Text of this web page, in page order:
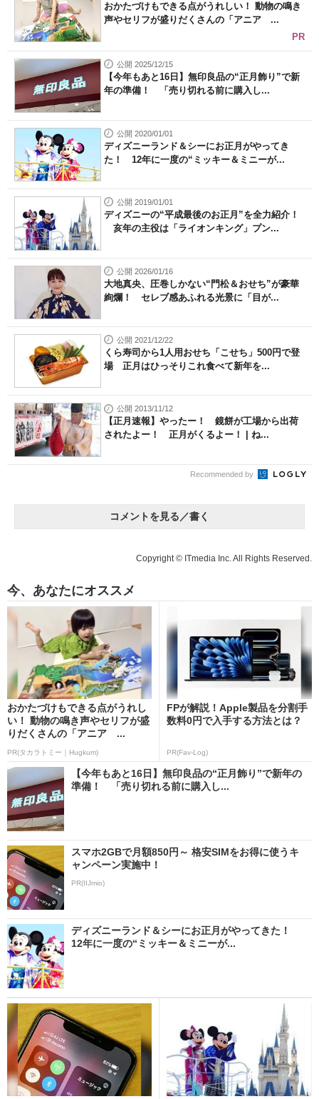
エネルギーの専門メディア
建設×テクノロジーの最前線
ちょっと気になるネットの話題
おかたづけもできる点がうれしい！ 動物の鳴き
声やセリフが盛りだくさんの「アニア ...
PR
公開 2025/12/15
【今年もあと16日】無印良品の“正月飾り”で新
年の準備！ 「売り切れる前に購入し...
公開 2020/01/01
ディズニーランド＆シーにお正月がやってき
た！ 12年に一度の“ミッキー＆ミニーが...
公開 2019/01/01
ディズニーの“平成最後のお正月”を全力紹介！
亥年の主役は「ライオンキング」プン...
公開 2026/01/16
大地真央、圧巻しかない“門松＆おせち”が豪華
絢爛！ セレブ感あふれる光景に「目が...
公開 2021/12/22
くら寿司から1人用おせち「こせち」500円で登
場 正月はひっそりこれ食べて新年を...
公開 2013/11/12
【正月速報】やったー！ 鏡餅が工場から出荷
されたよー！ 正月がくるよー！ | ね...
Recommended by
コメントを見る／書く
Copyright © ITmedia Inc. All Rights Reserved.
今、あなたにオススメ
おかたづけもできる点がうれし
い！ 動物の鳴き声やセリフが盛
りだくさんの「アニア ...
PR(タカラトミー｜Hugkum)
FPが解説！Apple製品を分割手
数料0円で入手する方法とは？
PR(Fav-Log)
【今年もあと16日】無印良品の“正月飾り”で新年の
準備！ 「売り切れる前に購入し...
スマホ2GBで月額850円～ 格安SIMをお得に使うキ
ャンペーン実施中！
PR(IIJmio)
ディズニーランド＆シーにお正月がやってきた！
12年に一度の“ミッキー＆ミニーが...